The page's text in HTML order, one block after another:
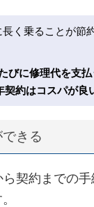
長く乗ることが節
びに修理代を支払
契約はコスパが良
きる
契約までの手